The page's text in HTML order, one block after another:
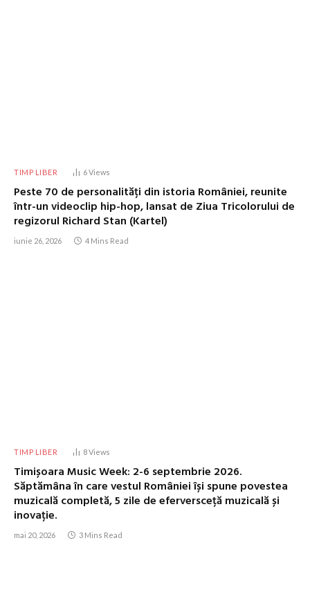
TIMP LIBER 6Views
Peste 70 de personalități din istoria României, reunite
într-un videoclip hip-hop, lansat de Ziua Tricolorului de
regizorul Richard Stan (Kartel)
iunie 26, 2026 4 Mins Read
TIMP LIBER 8Views
Timișoara Music Week: 2-6 septembrie 2026.
Săptămâna în care vestul României își spune povestea
muzicală completă, 5 zile de eferversceță muzicală și
inovație.
mai 20, 2026 3 Mins Read